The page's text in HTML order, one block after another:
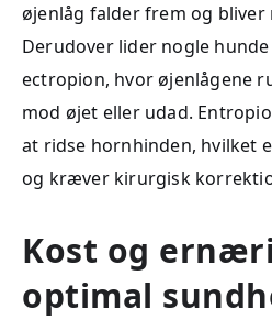
øjenlåg falder frem og
Derudover lider nogle
ectropion, hvor øjenlågene
mod øjet eller udad.
at ridse hornhinden, hvilket
og kræver kirurgisk
Kost og
optimal